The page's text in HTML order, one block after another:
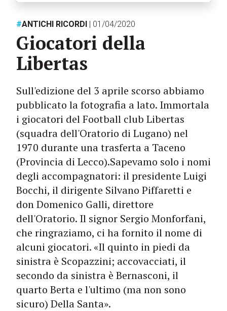
#ANTICHI RICORDI | 01/04/2020
Giocatori della
Libertas
Sull'edizione del 3 aprile scorso abbiamo
pubblicato la fotografia a lato. Immortala
i giocatori del Football club Libertas
(squadra dell'Oratorio di Lugano) nel
1970 durante una trasferta a Taceno
(Provincia di Lecco).Sapevamo solo i nomi
degli accompagnatori: il presidente Luigi
Bocchi, il dirigente Silvano Piffaretti e
don Domenico Galli, direttore
dell'Oratorio. Il signor Sergio Monforfani,
che ringraziamo, ci ha fornito il nome di
alcuni giocatori. «Il quinto in piedi da
sinistra è Scopazzini; accovacciati, il
secondo da sinistra è Bernasconi, il
quarto Berta e l'ultimo (ma non sono
sicuro) Della Santa».